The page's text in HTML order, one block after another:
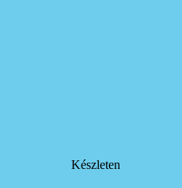
Készleten